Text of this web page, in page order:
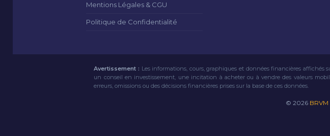
Mentions Légales & CGU
Politique de Confidentialité
Avertissement : Les informations, cours, graphiques et données financières
un conseil en investissement, une incitation à acheter ou à vendre des valeurs
erreurs, omissions ou des décisions financières prises sur la base de ces données.
© 2026 BRVM